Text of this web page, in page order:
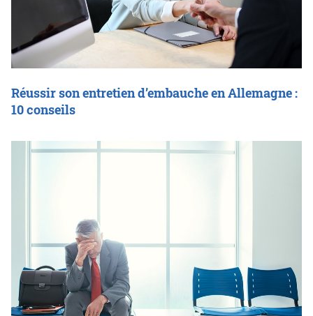
Réussir son entretien d’embauche en Allemagne :
10 conseils